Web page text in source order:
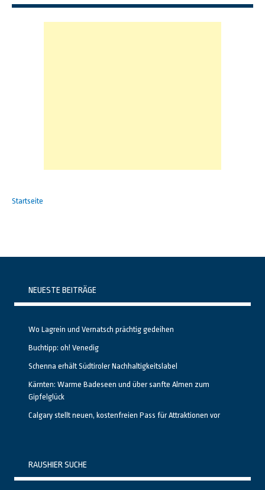
Startseite
NEUESTE BEITRÄGE
Wo Lagrein und Vernatsch prächtig gedeihen
Buchtipp: oh! Venedig
Schenna erhält Südtiroler Nachhaltigkeitslabel
Kärnten: Warme Badeseen und über sanfte Almen zum
Gipfelglück
Calgary stellt neuen, kostenfreien Pass für Attraktionen vor
RAUSHIER SUCHE